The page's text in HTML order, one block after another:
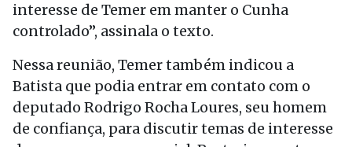
interesse de Temer em manter o Cunha
controlado”, assinala o texto.
Nessa reunião, Temer também indicou a
Batista que podia entrar em contato com o
deputado Rodrigo Rocha Loures, seu homem
de confiança, para discutir temas de interesse